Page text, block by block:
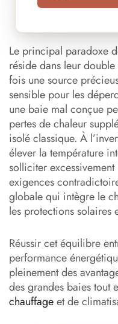
Le principal paradoxe
réside dans leur
fois une source
sensible pour les
une baie mal conçue
pertes de chaleur
isolé classique. À
élever la température
solliciter
exigences
globale qui intègre le
les protections solaires
Réussir cet équilibre
performance
pleinement des
des grandes baies tout
chauffageet de